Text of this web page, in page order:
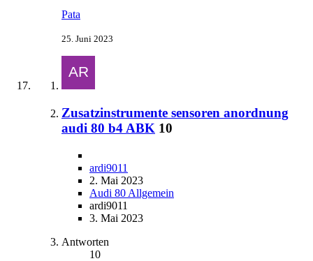
Pata
25. Juni 2023
Zusatzinstrumente sensoren anordnung
audi 80 b4 ABK 10
ardi9011
2. Mai 2023
Audi 80 Allgemein
ardi9011
3. Mai 2023
Antworten
10